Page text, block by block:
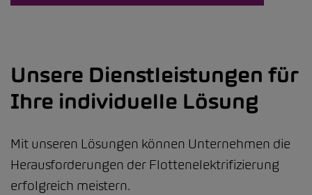
Unsere Dienstleistungen für
Ihre individuelle Lösung
Mit unseren Lösungen können Unternehmen die
Herausforderungen der Flottenelektrifizierung
erfolgreich meistern.